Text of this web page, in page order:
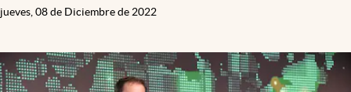
jueves, 08 de Diciembre de 2022